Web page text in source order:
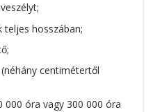
teljes hosszában;
centimétertől
óra vagy 300 000 óra